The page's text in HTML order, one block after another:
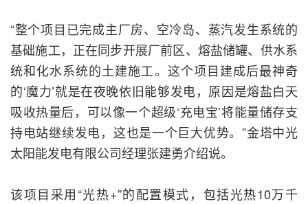
“整个项目已完成主厂房、空冷岛、蒸汽发生系统的
基础施工，正在同步开展厂前区、熔盐储罐、供水系
统和化水系统的土建施工。这个项目建成后最神奇
的‘魔力’就是在夜晚依旧能够发电，原因是熔盐白天
吸收热量后，可以像一个超级‘充电宝’将能量储存支
持电站继续发电，这也是一个巨大优势。”金塔中光
太阳能发电有限公司经理张建勇介绍说。
该项目采用“光热+”的配置模式，包括光热10万千